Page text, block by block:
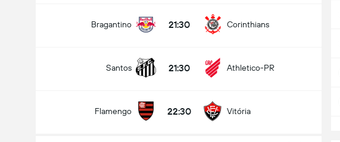
Bragantino 21:30 Corinthians
Santos 21:30 Athletico-PR
Flamengo 22:30 Vitória